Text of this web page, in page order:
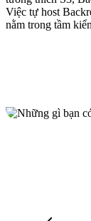
Việc tự host
nằm trong tầm